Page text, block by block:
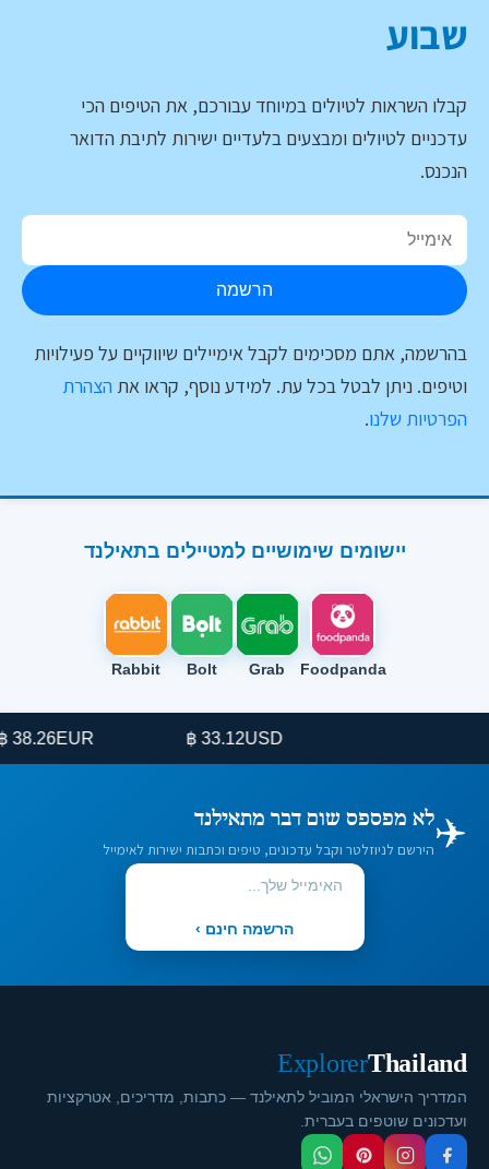
שבוע
קבלו השראות לטיולים במיוחד עבורכם, את הטיפים הכי
עדכניים לטיולים ומבצעים בלעדיים ישירות לתיבת הדואר
הנכנס.
הרשמה
בהרשמה, אתם מסכימים לקבל אימיילים שיווקיים על פעילויות
וטיפים. ניתן לבטל בכל עת. למידע נוסף, קראו את הצהרת
הפרטיות שלנו.
יישומים שימושיים למטיילים בתאילנד
Foodpanda
Grab
Bolt
Rabbit
USD
33.12 ฿
EUR
฿
✈️לא מפספס שום דבר מתאילנד
הירשם לניוזלטר וקבל עדכונים, טיפים וכתבות ישירות לאימייל
הרשמה חינם ›
Thailand
Explorer
המדריך הישראלי המוביל לתאילנד — כתבות, מדריכים, אטרקציות
ועדכונים שוטפים בעברית.